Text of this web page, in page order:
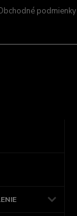
podmienky